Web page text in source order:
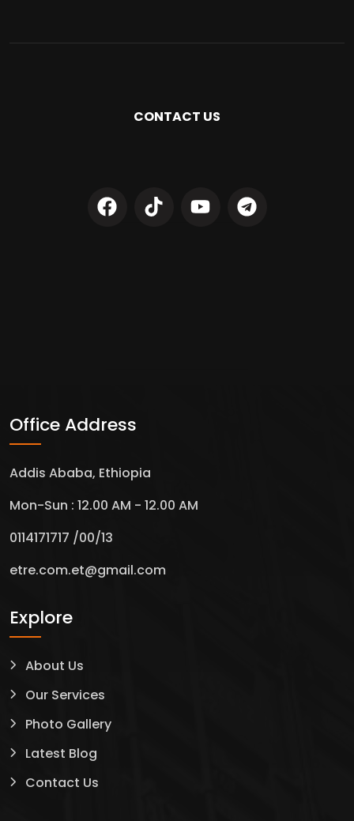
CONTACT US
Office Address
Addis Ababa, Ethiopia
Mon-Sun : 12.00 AM - 12.00 AM
0114171717 /00/13
etre.com.et@gmail.com
Explore
About Us
Our Services
Photo Gallery
Latest Blog
Contact Us